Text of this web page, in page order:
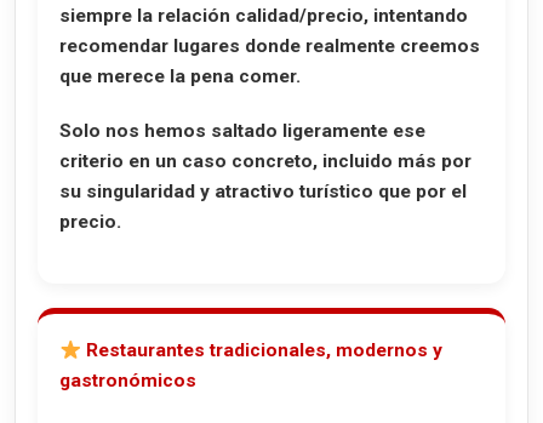
siempre la relación calidad/precio, intentando
recomendar lugares donde realmente creemos
que merece la pena comer.
Solo nos hemos saltado ligeramente ese
criterio en un caso concreto, incluido más por
su singularidad y atractivo turístico que por el
precio.
Restaurantes tradicionales, modernos y
gastronómicos